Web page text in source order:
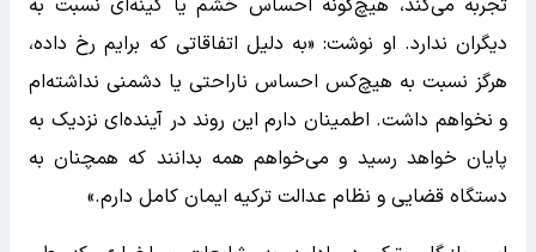
دیگران ندارد. او نوشت: «به دلیل اتفاقاتی که برایم رخ داده،
هرگز نسبت به هیچ‌کس احساس ناراحتی یا دشمنی نداشته‌ام
و نخواهم داشت. اطمینان دارم این روند در آینده‌ای نزدیک به
پایان خواهد رسید و می‌خواهم همه بدانند که همچنان به
دستگاه قضایی و نظام عدالت ترکیه ایمان کامل دارم.»